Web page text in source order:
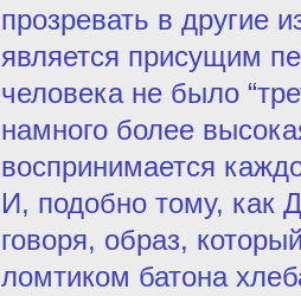
прозревать в другие
является присущим
человека не было
намного более
воспринимается
И, подобно тому, как
говоря, образ,
ломтиком батона